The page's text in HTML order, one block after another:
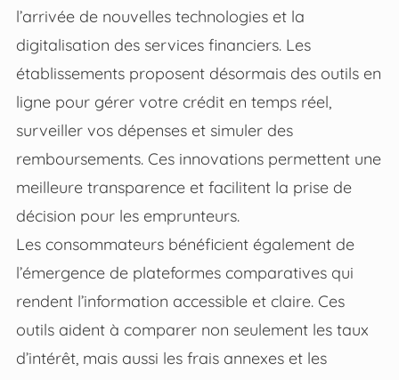
l’arrivée de nouvelles technologies et la
digitalisation des services financiers. Les
établissements proposent désormais des outils en
ligne pour gérer votre crédit en temps réel,
surveiller vos dépenses et simuler des
remboursements. Ces innovations permettent une
meilleure transparence et facilitent la prise de
décision pour les emprunteurs.
Les consommateurs bénéficient également de
l’émergence de plateformes comparatives qui
rendent l’information accessible et claire. Ces
outils aident à comparer non seulement les taux
d’intérêt, mais aussi les frais annexes et les